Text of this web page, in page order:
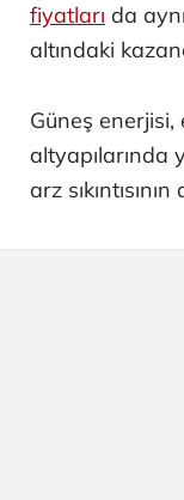
fiyatları da
altındaki
Güneş
altyapılarında
arz